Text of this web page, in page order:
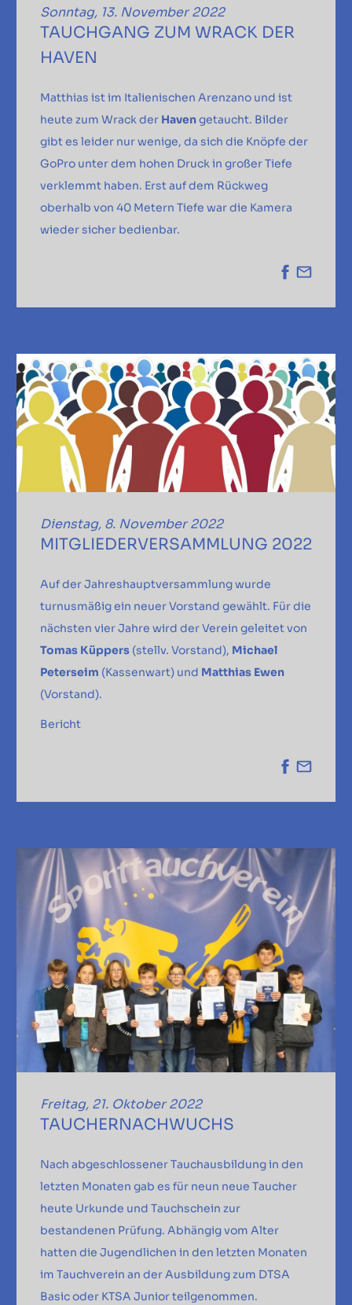
Sonntag, 13. November 2022
TAUCHGANG ZUM WRACK DER
HAVEN
Matthias ist im Italienischen Arenzano und ist
heute zum Wrack der Havengetaucht. Bilder
gibt es leider nur wenige, da sich die Knöpfe der
GoPro unter dem hohen Druck in großer Tiefe
verklemmt haben. Erst auf dem Rückweg
oberhalb von 40 Metern Tiefe war die Kamera
wieder sicher bedienbar.
Dienstag, 8. November 2022
MITGLIEDERVERSAMMLUNG 2022
Auf der Jahreshauptversammlung wurde
turnusmäßig ein neuer Vorstand gewählt. Für die
nächsten vier Jahre wird der Verein geleitet von
Tomas Küppers (stellv. Vorstand), Michael
Peterseim (Kassenwart) und Matthias Ewen
(Vorstand).
Bericht
Freitag, 21. Oktober 2022
TAUCHERNACHWUCHS
Nach abgeschlossener Tauchausbildung in den
letzten Monaten gab es für neun neue Taucher
heute Urkunde und Tauchschein zur
bestandenen Prüfung. Abhängig vom Alter
hatten die Jugendlichen in den letzten Monaten
im Tauchverein an der Ausbildung zum DTSA
Basic oder KTSA Junior teilgenommen.